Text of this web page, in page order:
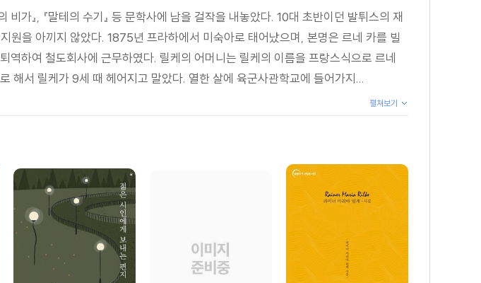
오래된 집 안에서 | 성당 안에서 | 11월의 어느 날 | 저녁 | 젊은 조각가 | 밤에 | 꿈 | 불쌍한
마지막 인사 | 평화 | 투쟁 | 승리 | 가을에 | 도시 외곽에서 | 성 하인리히 곁에서 | 고향의
의 자화상 | 크레타섬의 아르테미스 | 사랑하는 여인의 죽음 | 연금술사 | 아담 | 이브 |
| 고독한 사람 | 촘촘히 별을 뿌려놓은 | 눈물이여 | 떠밀려가는 존재들 | 눈물 항아리 | 아
가』, 『말테의 수기』 등 문학사에 남을 걸작을 내놓았다. 10대 초반이던 발튀스의 재
원을 아끼지 않았다. 1875년 프라하에서 미숙아로 태어났으며, 본명은 르네 카를 빌
역하여 철도회사에 근무하였다. 릴케의 어머니는 릴케의 이름을 프랑스식으로 르네
해서 릴케가 9세 때 헤어지고 말았다. 열한 살에 육군사관학교에 들어가지...
펼쳐보기